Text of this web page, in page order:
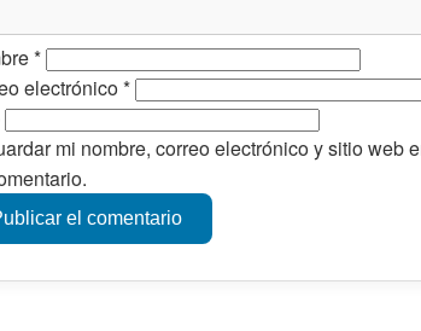
*
electrónico*
mi nombre, correo electrónico y sitio web